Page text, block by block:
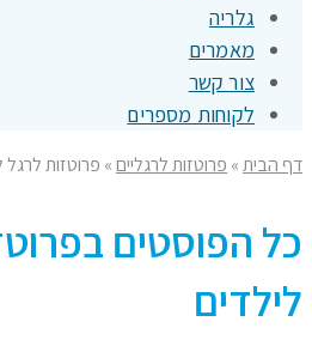
גלריה
מאמרים
צור קשר
לקוחות מספרים
דף הבית» פרוטזות לרגליים» פרוטזות לרגל
כל הפוסטים ב
לילדים